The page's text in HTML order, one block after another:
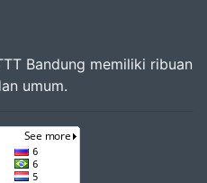
Bandung memiliki ribuan
umum.